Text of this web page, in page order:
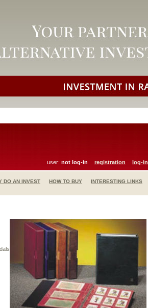
user: not log-in registration log-in
DO AN INVEST HOW TO BUY INTERESTING LINKS